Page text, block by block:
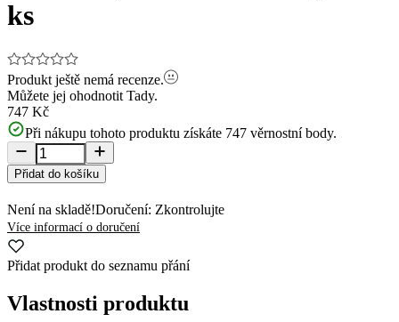
ks
Produkt ještě nemá recenze.
Můžete jej ohodnotit Tady.
747 Kč
Při nákupu tohoto produktu získáte 747 věrnostní body.
Přidat do košíku
Není na skladě!Doručení: Zkontrolujte
Více informací o doručení
Přidat produkt do seznamu přání
Vlastnosti produktu